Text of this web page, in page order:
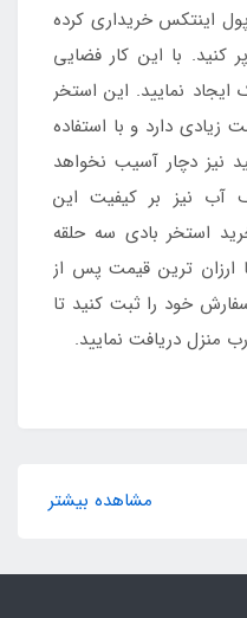
اینتکس خریداری کرده
کنید. با این کار فضایی
نمایید. این استخر
زیادی دارد و با استفاده
نیز دچار آسیب نخواهد
آب نیز بر کیفیت این
استخر بادی سه حلقه
طرح دو رنگ 51041 با ارزان ترین قیمت پس از
خود را ثبت کنید تا
منزل دریافت نمایید.
مشاهده بیشتر